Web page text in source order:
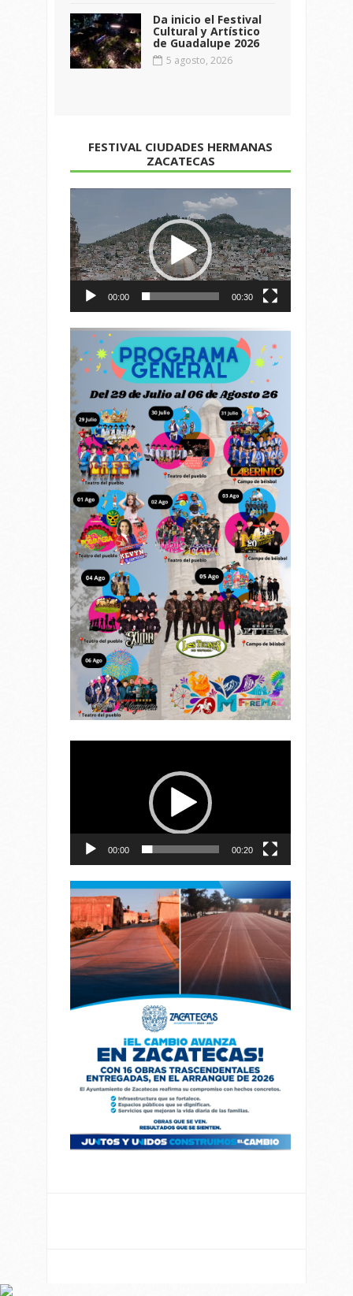
Da inicio el Festival
Cultural y Artístico
de Guadalupe 2026
5 agosto, 2026
FESTIVAL CIUDADES HERMANAS
ZACATECAS
de
vídeo
00:00 00:30
00:00 00:20